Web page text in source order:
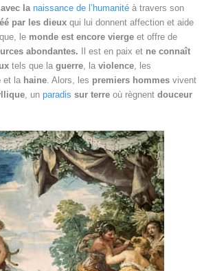
la naissance de l’humanité à travers son
par les dieux qui lui donnent affection et aide
le monde est encore vierge et offre de
abondantes. Il est en paix et ne connaît
tels que la guerre, la violence, les
et la haine. Alors, les premiers hommes vivent
, un paradis sur terre où règnent douceur